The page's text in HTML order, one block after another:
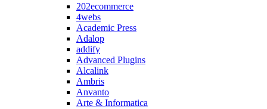
202ecommerce
4webs
Academic Press
Adalop
addify
Advanced Plugins
Alcalink
Ambris
Anvanto
Arte & Informatica